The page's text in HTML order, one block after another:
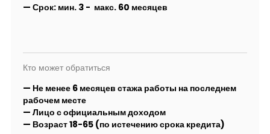
— Срок: мин. 3 - макс. 60 месяцев
Кто может обратиться
— Не менее 6 месяцев стажа работы на последнем
рабочем месте
— Лицо с официальным доходом
— Возраст 18-65 (по истечению срока кредита)